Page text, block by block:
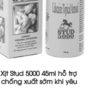
Xịt Stud 5000 45ml hỗ trợ
chống xuất sớm khi yêu